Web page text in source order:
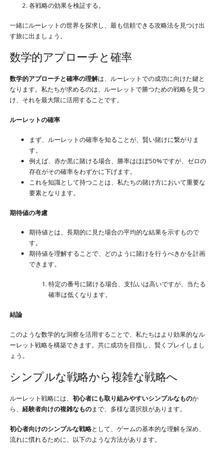
各戦略の効果を検証する。
一緒にルーレットの世界を探求し、最も信頼できる攻略法を見つけ出
す旅に出ましょう。
数学的アプローチと確率
数学的アプローチと確率の理解は、ルーレットでの成功に向けた鍵と
なります。私たちが求めるのは、ルーレットで勝つための戦略を見つ
け、それを最大限に活用することです。
ルーレットの確率
まず、ルーレットの確率を知ることが、賢い賭けに繋がりま
す。
例えば、赤か黒に賭ける場合、勝率はほぼ50%ですが、ゼロの
存在がその確率をわずかに下げます。
これを知識として持つことは、私たちの賭け方において重要な
要素となります。
期待値の考慮
期待値とは、長期的に見た場合の平均的な結果を示すもので
す。
期待値を理解することで、どのように賭けを行うべきかを計画
できます。
特定の番号に賭ける場合、支払いは高いですが、当たる
確率は低くなります。
結論
このような数学的な洞察を活用することで、私たちはより効果的なル
ーレット戦略を構築できます。共に成功を目指し、賢くプレイしまし
ょう。
シンプルな戦略から複雑な戦略へ
ルーレット戦略には、 初心者にも取り組みやすいシンプルなものか
ら、 経験者向けの複雑なものまで、多様な選択肢があります。
初心者向けのシンプルな戦略として、ゲームの基本的な理解を深め、
流れに慣れるために、以下のような方法があります。